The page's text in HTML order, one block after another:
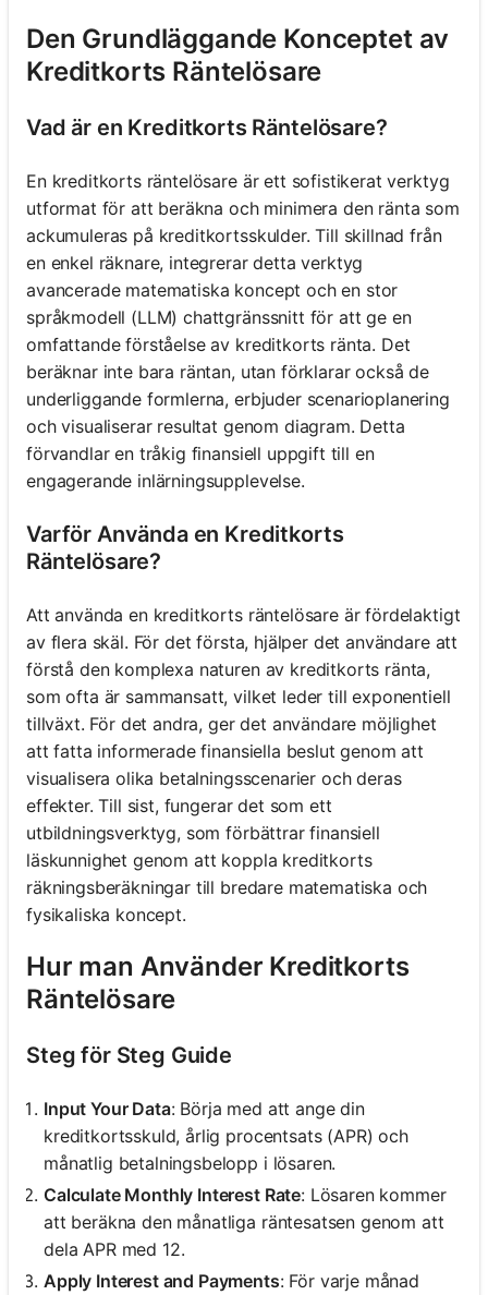
Den Grundläggande Konceptet av
Kreditkorts Räntelösare
Vad är en Kreditkorts Räntelösare?
En kreditkorts räntelösare är ett sofistikerat verktyg
utformat för att beräkna och minimera den ränta som
ackumuleras på kreditkortsskulder. Till skillnad från
en enkel räknare, integrerar detta verktyg
avancerade matematiska koncept och en stor
språkmodell (LLM) chattgränssnitt för att ge en
omfattande förståelse av kreditkorts ränta. Det
beräknar inte bara räntan, utan förklarar också de
underliggande formlerna, erbjuder scenarioplanering
och visualiserar resultat genom diagram. Detta
förvandlar en tråkig finansiell uppgift till en
engagerande inlärningsupplevelse.
Varför Använda en Kreditkorts
Räntelösare?
Att använda en kreditkorts räntelösare är fördelaktigt
av flera skäl. För det första, hjälper det användare att
förstå den komplexa naturen av kreditkorts ränta,
som ofta är sammansatt, vilket leder till exponentiell
tillväxt. För det andra, ger det användare möjlighet
att fatta informerade finansiella beslut genom att
visualisera olika betalningsscenarier och deras
effekter. Till sist, fungerar det som ett
utbildningsverktyg, som förbättrar finansiell
läskunnighet genom att koppla kreditkorts
räkningsberäkningar till bredare matematiska och
fysikaliska koncept.
Hur man Använder Kreditkorts
Räntelösare
Steg för Steg Guide
Input Your Data: Börja med att ange din
kreditkortsskuld, årlig procentsats (APR) och
månatlig betalningsbelopp i lösaren.
Calculate Monthly Interest Rate: Lösaren kommer
att beräkna den månatliga räntesatsen genom att
dela APR med 12.
Apply Interest and Payments: För varje månad